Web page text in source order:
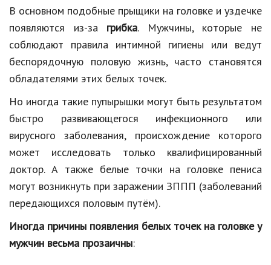
Мода и стиль
Бизнес
Хобби и развлечения
Финансы
Юриспруденция
Природа
Образование
Наука и технологии
В основном подобные прыщики на головке и уздечке
появляются из-за грибка. Мужчины, которые не
соблюдают правила интимной гигиены или ведут
беспорядочную половую жизнь, часто становятся
обладателями этих белых точек.
Но иногда такие пупырышки могут быть результатом
быстро развивающегося инфекционного или
вирусного заболевания, происхождение которого
может исследовать только квалифицированный
доктор. А также белые точки на головке пениса
могут возникнуть при заражении ЗППП (заболеваний
передающихся половым путём).
Иногда причины появления белых точек на головке у
мужчин весьма прозаичны: